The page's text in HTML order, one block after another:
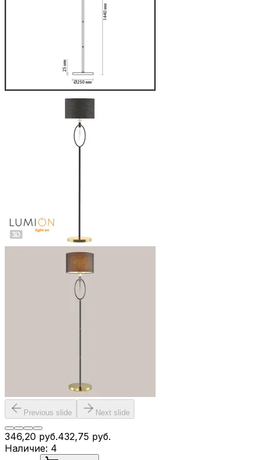
Previous slide Next slide
346,20 руб.432,75 руб.
Наличие: 4